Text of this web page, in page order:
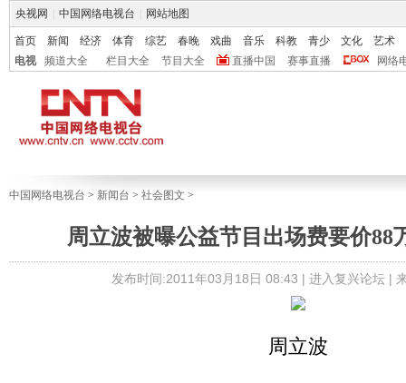
央视网 中国网络电视台 网站地图
首页 新闻 经济 体育 综艺 春晚 戏曲 音乐 科教 青少 文化
艺术
电视
频道大全 栏目大全 节目大全 直播中国 赛事直播 网络
中国网络电视台 > 新闻台 > 社会图文 >
周立波被曝公益节目出场费要价88
发布时间:2011年03月18日 08:43 | 进入复兴论坛|
周立波